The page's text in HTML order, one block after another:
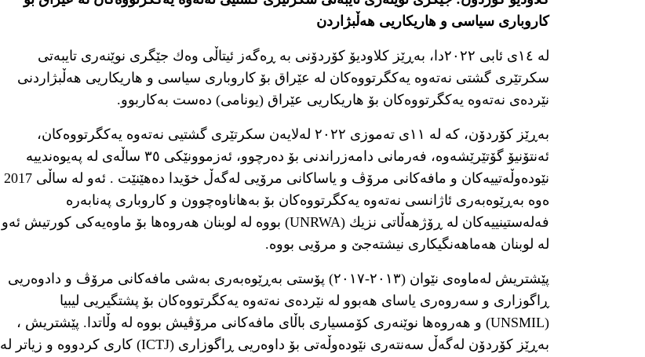
کاروباری سیاسی و هاریکاریی هەڵبژاردن
لە ١٤ی ئابی ٢٠٢٢دا، بەڕێز کلاودیۆ کۆردۆنی بە ڕەگەز ئیتاڵی وەك جێگری نوێنەری تایبەتی
سکرتێری گشتی نەتەوە یەکگرتووەکان لە عێراق بۆ کاروباری سیاسی و هاریکاریی هەڵبژاردنی
نێردەی نەتەوە یەکگرتووەکان بۆ هاریکاریی عێراق (یونامی) دەست بەکاربوو.
بەڕێز کۆردۆن، کە لە ١١ی تەموزی ٢٠٢٢ لەلایەن سکرتێری گشتیی نەتەوە یەکگرتووەکان،
ئەنتۆنیۆ گۆتێرێشەوە، فەرمانی دامەزراندنی بۆ دەرچوو، ئەزموونێکی ٣٥ ساڵەی لە پەیوەندییە
نێودەوڵەتییەکان و مافەکانی مرۆڤ و یاساکانی مرۆیی لەگەڵ خۆیدا دەهێنێت . ئەو لە ساڵی 2017
ەوە بەڕێوەبەری ئاژانسی نەتەوە یەکگرتووەکان بۆ بەهاناوەچوون و کاروباری پەنابەرە
فەلەستینییەکان لە ڕۆژهەڵاتی نزیك (UNRWA) بووە لە لوبنان هەروەها بۆ ماوەیەکی کورتیش ئەو
لە لوبنان هەماهەنگیکاری نیشتەجێ و مرۆیی بووە.
پێشتریش لەماوەی نێوان (٢٠١٣-٢٠١٧) پۆستی بەڕێوەبەری بەشی مافەکانی مرۆڤ و دادوەریی
ڕاگوزاری و سەروەری یاسای هەبوو لە نێردەی نەتەوە یەکگرتووەکان بۆ پشتگیریی لیبیا
(UNSMIL) و هەروەها نوێنەری کۆمسیاری باڵای مافەکانی مرۆڤیش بووە لە وڵاتدا. پێشتریش ،
بەڕێز کۆردۆن لەگەڵ سەنتەری نێودەوڵەتی بۆ داوەریی ڕاگوزاری (ICTJ) کاری کردووە و زیاتر لە